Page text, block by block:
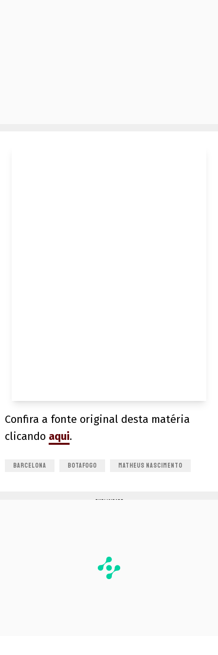
Confira a fonte original desta matéria
clicando aqui.
BARCELONA BOTAFOGO MATHEUS NASCIMENTO
PUBLICIDADE